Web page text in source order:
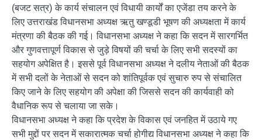
(बजट सत्र) के कार्य संचालन एवं विधायी कार्यों का एजेंडा तय करने के
लिए उत्तराखंड विधानसभा अध्यक्ष ऋतु खण्डूडी भूषण की अध्यक्षता में कार्य
मंत्रणा की बैठक की गई। विधानसभा अध्यक्ष ने कहा कि सदन में सारगर्भित
और गुणवत्तापूर्ण विकास से जुड़े विषयों की चर्चा के लिए सभी सदस्यों का
सहयोग अपेक्षित है। इससे पूर्व विधानसभा अध्यक्ष ने दलीय नेताओं की बैठक
में सभी दलों के नेताओं से सदन को शांतिपूर्वक एवं सुचारु रुप से संचालित
किए जाने के लिए सहयोग की अपेक्षा की जिससे सदन की कार्यवाही को
वैधानिक रूप से चलाया जा सके।
विधानसभा अध्यक्ष ने कहा कि प्रदेश के विकास एवं जनहित में उठाये गए
सभी मुद्दों पर सदन में सकारात्मक चर्चा होगीद्य विधानसभा अध्यक्ष ने कहा कि